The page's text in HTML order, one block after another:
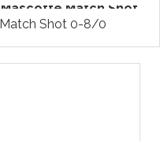
Match Shot...
Shot 0-8/0